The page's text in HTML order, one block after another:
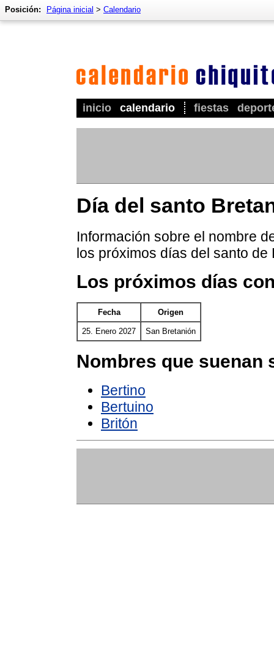
inicio calendario fiestas
Posición: Página inicial > Calendario
Día del santo
Información sobre el nombre
los próximos días del santo de
Los próximos días
Fecha Origen
25. Enero 2027 San Bretanión
Nombres que suenan
Bertino
Bertuino
Britón